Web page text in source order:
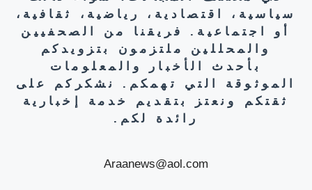
سياسية، اقتصادية، رياضية، ثقافية،
أو اجتماعية. فريقنا من الصحفيين
والمحللين ملتزمون بتزويدكم
بأحدث الأخبار والمعلومات
الموثوقة التي تهمكم. نشكركم على
ثقتكم ونعتز بتقديم خدمة إخبارية
رائدة لكم.
Araanews@aol.com